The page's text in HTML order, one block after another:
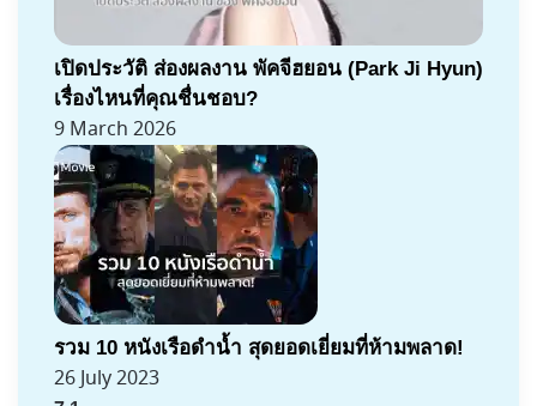
เปิดประวัติ ส่องผลงาน พัคจีฮยอน (Park Ji Hyun)
เรื่องไหนที่คุณชื่นชอบ?
9 March 2026
รวม 10 หนังเรือดำน้ำ สุดยอดเยี่ยมที่ห้ามพลาด!
26 July 2023